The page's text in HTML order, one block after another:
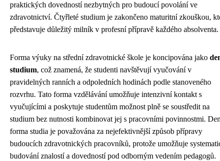
praktických dovedností nezbytných pro budoucí povolání ve
zdravotnictví. Čtyřleté studium je zakončeno maturitní zkouškou,
představuje důležitý milník v profesní přípravě každého absolventa.
Forma výuky na střední zdravotnické škole je koncipována jako
studium, což znamená, že studenti navštěvují vyučování v
pravidelných ranních a odpoledních hodinách podle stanoveného
rozvrhu. Tato forma vzdělávání umožňuje intenzivní kontakt s
vyučujícími a poskytuje studentům možnost plně se soustředit na
studium bez nutnosti kombinovat jej s pracovními povinnostmi.
forma studia je považována za nejefektivnější způsob přípravy
budoucích zdravotnických pracovníků, protože umožňuje
budování znalostí a dovedností pod odborným vedením pedagogů.